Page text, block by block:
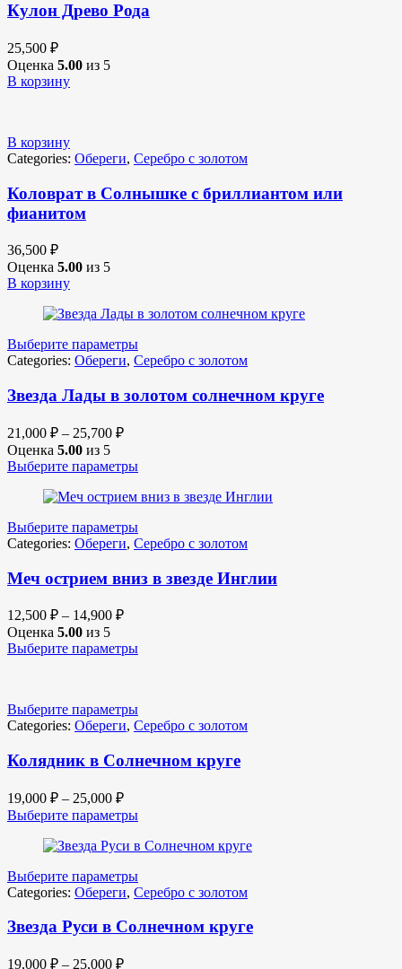
Кулон Древо Рода
25,500 ₽
Оценка 5.00 из 5
В корзину
В корзину
Categories: Обереги, Серебро с золотом
Коловрат в Солнышке с бриллиантом или
фианитом
36,500 ₽
Оценка 5.00 из 5
В корзину
Выберите параметры
Categories: Обереги, Серебро с золотом
Звезда Лады в золотом солнечном круге
21,000 ₽ – 25,700 ₽
Оценка 5.00 из 5
Выберите параметры
Выберите параметры
Categories: Обереги, Серебро с золотом
Меч острием вниз в звезде Инглии
12,500 ₽ – 14,900 ₽
Оценка 5.00 из 5
Выберите параметры
Выберите параметры
Categories: Обереги, Серебро с золотом
Колядник в Солнечном круге
19,000 ₽ – 25,000 ₽
Выберите параметры
Выберите параметры
Categories: Обереги, Серебро с золотом
Звезда Руси в Солнечном круге
19,000 ₽ – 25,000 ₽